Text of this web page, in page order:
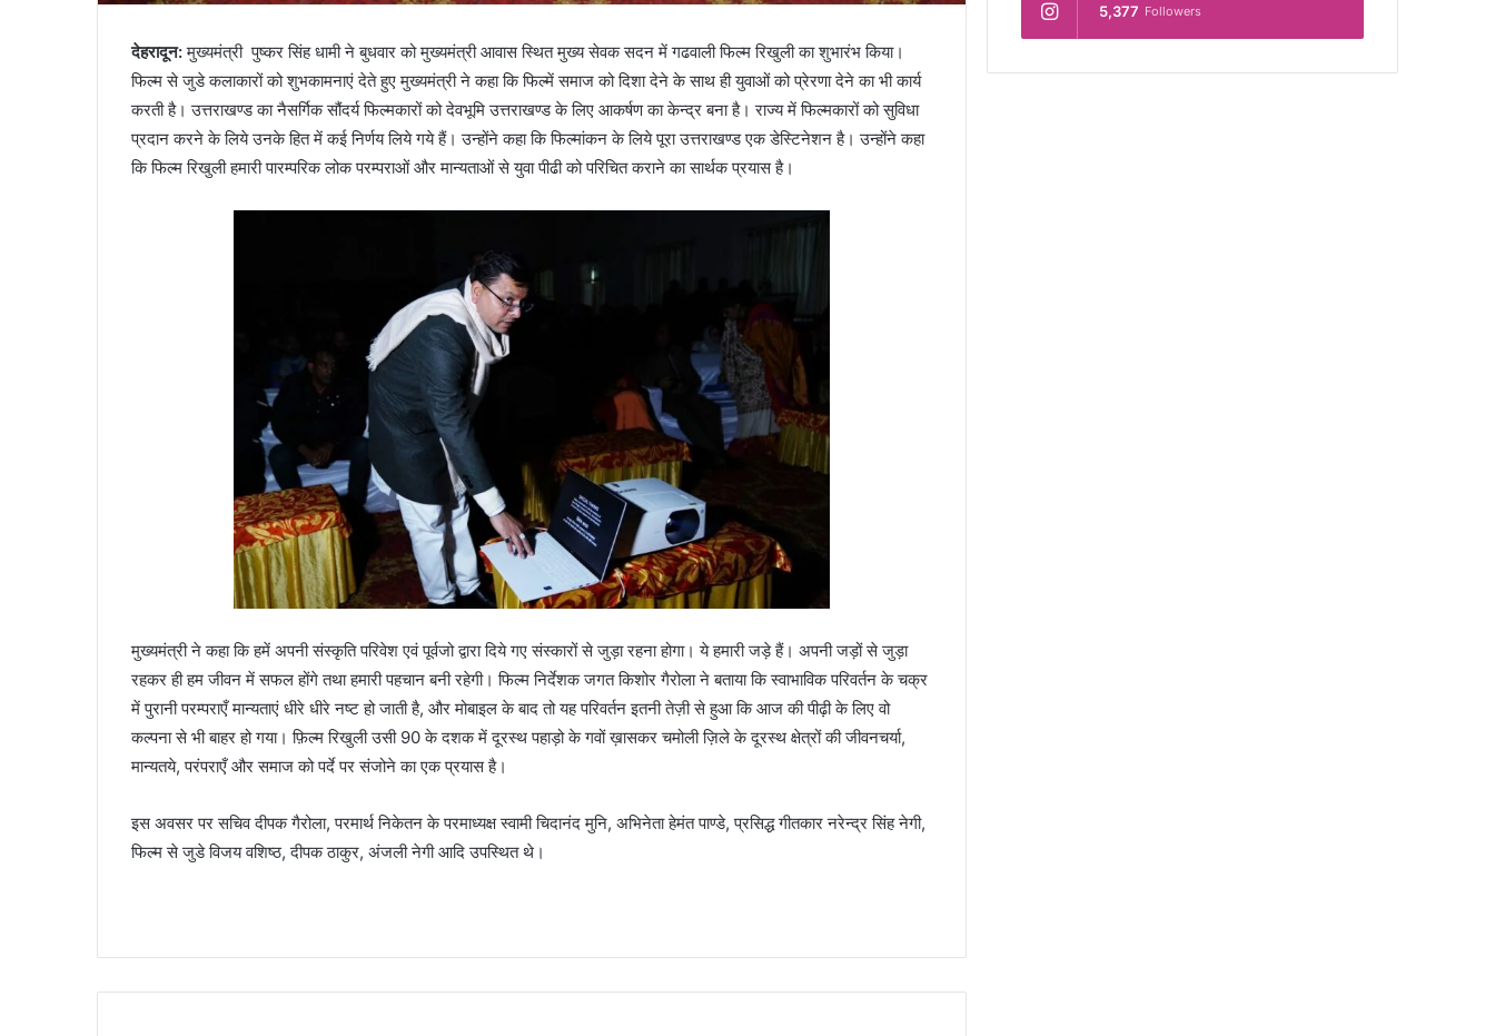
देहरादून: मुख्यमंत्री पुष्कर सिंह धामी ने बुधवार को मुख्यमंत्री आवास स्थित मुख्य सेवक सदन में गढवाली फिल्म रिखुली का शुभारंभ किया।
फिल्म से जुडे कलाकारों को शुभकामनाएं देते हुए मुख्यमंत्री ने कहा कि फिल्में समाज को दिशा देने के साथ ही युवाओं को प्रेरणा देने का भी कार्य
करती है। उत्तराखण्ड का नैसर्गिक सौंदर्य फिल्मकारों को देवभूमि उत्तराखण्ड के लिए आकर्षण का केन्द्र बना है। राज्य में फिल्मकारों को सुविधा
प्रदान करने के लिये उनके हित में कई निर्णय लिये गये हैं। उन्होंने कहा कि फिल्मांकन के लिये पूरा उत्तराखण्ड एक डेस्टिनेशन है। उन्होंने कहा
कि फिल्म रिखुली हमारी पारम्परिक लोक परम्पराओं और मान्यताओं से युवा पीढी को परिचित कराने का सार्थक प्रयास है।
मुख्यमंत्री ने कहा कि हमें अपनी संस्कृति परिवेश एवं पूर्वजो द्वारा दिये गए संस्कारों से जुड़ा रहना होगा। ये हमारी जड़े हैं। अपनी जड़ों से जुड़ा
रहकर ही हम जीवन में सफल होंगे तथा हमारी पहचान बनी रहेगी। फिल्म निर्देशक जगत किशोर गैरोला ने बताया कि स्वाभाविक परिवर्तन के चक्र
में पुरानी परम्पराएँ मान्यताएं धीरे धीरे नष्ट हो जाती है, और मोबाइल के बाद तो यह परिवर्तन इतनी तेज़ी से हुआ कि आज की पीढ़ी के लिए वो
कल्पना से भी बाहर हो गया। फ़िल्म रिखुली उसी 90 के दशक में दूरस्थ पहाड़ो के गवों ख़ासकर चमोली ज़िले के दूरस्थ क्षेत्रों की जीवनचर्या,
मान्यतये, परंपराएँ और समाज को पर्दे पर संजोने का एक प्रयास है।
इस अवसर पर सचिव दीपक गैरोला, परमार्थ निकेतन के परमाध्यक्ष स्वामी चिदानंद मुनि, अभिनेता हेमंत पाण्डे, प्रसिद्ध गीतकार नरेन्द्र सिंह नेगी,
फिल्म से जुडे विजय वशिष्ठ, दीपक ठाकुर, अंजली नेगी आदि उपस्थित थे।
5,377 Followers